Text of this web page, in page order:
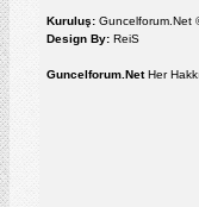
Kuruluş: Guncelforum.Net
Design By: ReiS
Guncelforum.NetHer